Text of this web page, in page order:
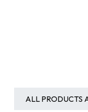
ALL PRODUCTS